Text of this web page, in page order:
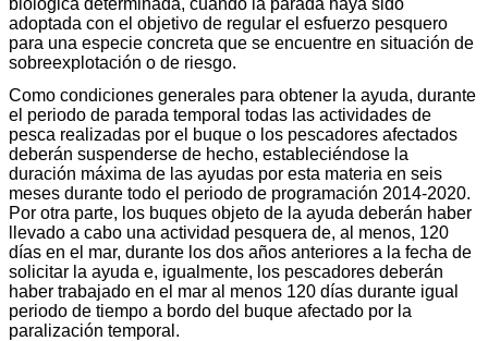
biológica determinada, cuando la parada haya sido
adoptada con el objetivo de regular el esfuerzo pesquero
para una especie concreta que se encuentre en situación de
sobreexplotación o de riesgo.
Como condiciones generales para obtener la ayuda, durante
el periodo de parada temporal todas las actividades de
pesca realizadas por el buque o los pescadores afectados
deberán suspenderse de hecho, estableciéndose la
duración máxima de las ayudas por esta materia en seis
meses durante todo el periodo de programación 2014-2020.
Por otra parte, los buques objeto de la ayuda deberán haber
llevado a cabo una actividad pesquera de, al menos, 120
días en el mar, durante los dos años anteriores a la fecha de
solicitar la ayuda e, igualmente, los pescadores deberán
haber trabajado en el mar al menos 120 días durante igual
periodo de tiempo a bordo del buque afectado por la
paralización temporal.